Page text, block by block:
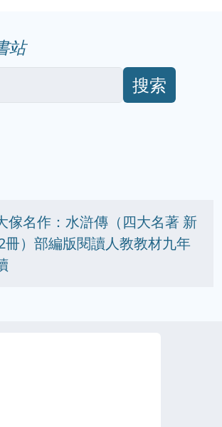
站
搜索
傢名作：水滸傳（四大名著 新
冊）部編版閱讀人教教材九年